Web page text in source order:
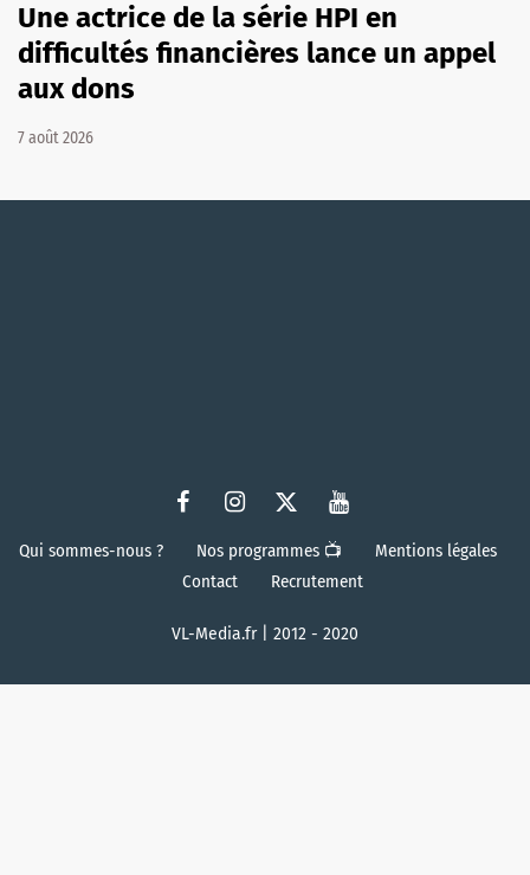
Une actrice de la série HPI en
difficultés financières lance un appel
aux dons
7 août 2026
Qui sommes-nous ? Nos programmes 📺
Mentions légales
Contact
Recrutement
VL-Media.fr | 2012 - 2020